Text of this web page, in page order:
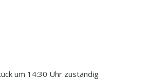
um 14:30 Uhr zuständig